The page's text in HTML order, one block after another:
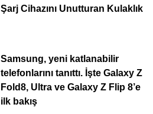
Şarj Cihazını Unutturan Kulaklık
Samsung, yeni katlanabilir
telefonlarını tanıttı. İşte Galaxy Z
Fold8, Ultra ve Galaxy Z Flip 8’e
ilk bakış